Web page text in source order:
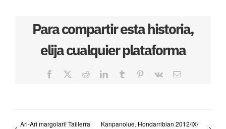
Para compartir esta historia,
elija cualquier plataforma
Facebook RedditLinkedInTumblr Pinterest
Vk
Correo
Ari-Ari margolari! Taillerra
Kanpanolue. Hondarribian 2012/IX/